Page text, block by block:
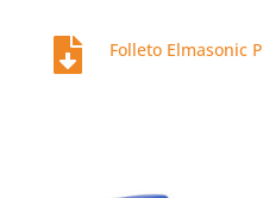
 Folleto Elmasonic P